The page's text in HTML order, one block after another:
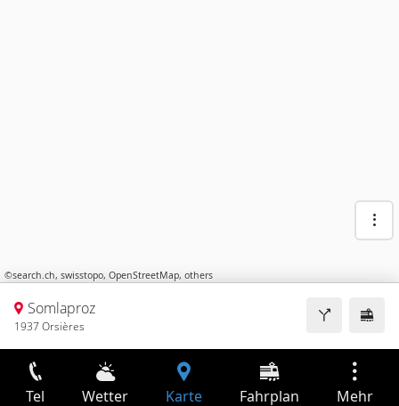
©search.ch, swisstopo, OpenStreetMap, others
Somlaproz
1937 Orsières
Tel Wetter Karte Fahrplan Mehr